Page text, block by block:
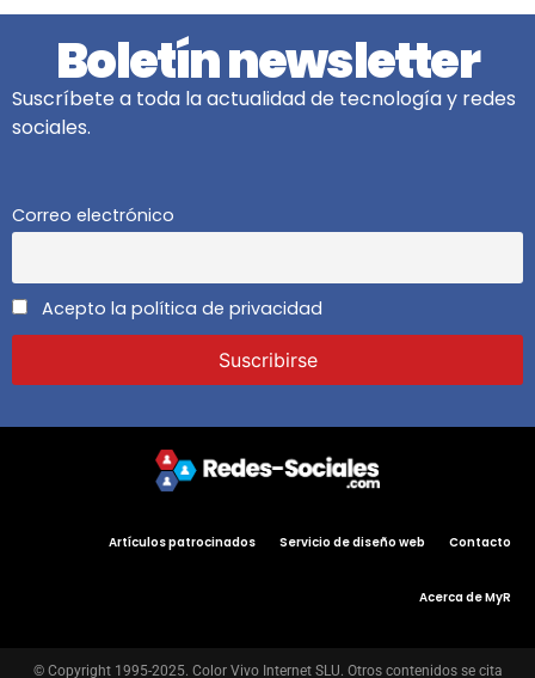
Boletín newsletter
Suscríbete a toda la actualidad de tecnología y redes
sociales.
Correo electrónico
Acepto la política de privacidad
Artículos patrocinados Servicio de diseño web Contacto
Acerca de MyR
© Copyright 1995-2025. Color Vivo Internet SLU. Otros contenidos se cita